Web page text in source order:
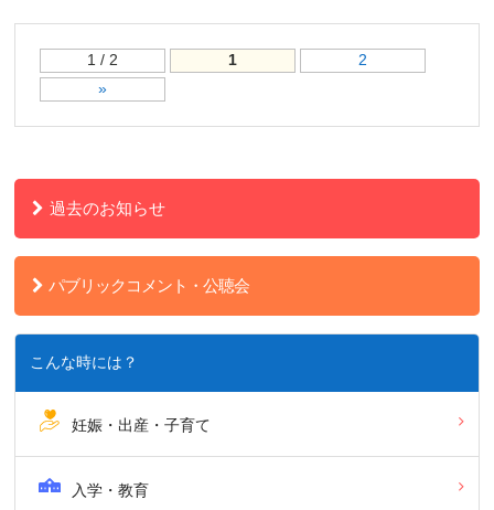
1 / 2 1
2
»
過去のお知らせ
パブリックコメント・公聴会
こんな時には？
妊娠・出産・子育て
入学・教育